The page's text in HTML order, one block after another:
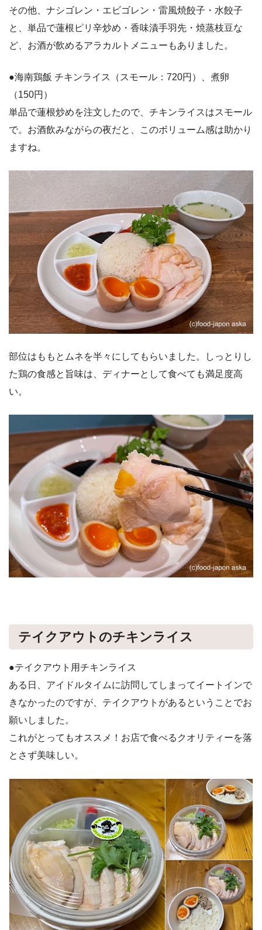
その他、ナシゴレン・エビゴレン・雷風焼餃子・水餃子
と、単品で蓮根ピリ辛炒め・香味漬手羽先・焼蒸枝豆な
ど、お酒が飲めるアラカルトメニューもありました。
●海南鶏飯 チキンライス（スモール：720円）、煮卵
（150円）
単品で蓮根炒めを注文したので、チキンライスはスモール
で。お酒飲みながらの夜だと、このボリューム感は助かり
ますね。
部位はももとムネを半々にしてもらいました。しっとりし
た鶏の食感と旨味は、ディナーとして食べても満足度高
い。
テイクアウトのチキンライス
●テイクアウト用チキンライス
ある日、アイドルタイムに訪問してしまってイートインで
きなかったのですが、テイクアウトがあるということでお
願いしました。
これがとってもオススメ！お店で食べるクオリティーを落
とさず美味しい。